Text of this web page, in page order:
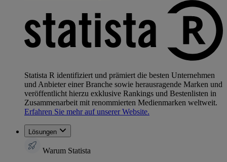
Statista R identifiziert und prämiert die besten Unternehmen
und Anbieter einer Branche sowie herausragende Marken und
veröffentlicht hierzu exklusive Rankings und Bestenlisten in
Zusammenarbeit mit renommierten Medienmarken weltweit.
Erfahren Sie mehr auf unserer Website.
Lösungen
Warum Statista